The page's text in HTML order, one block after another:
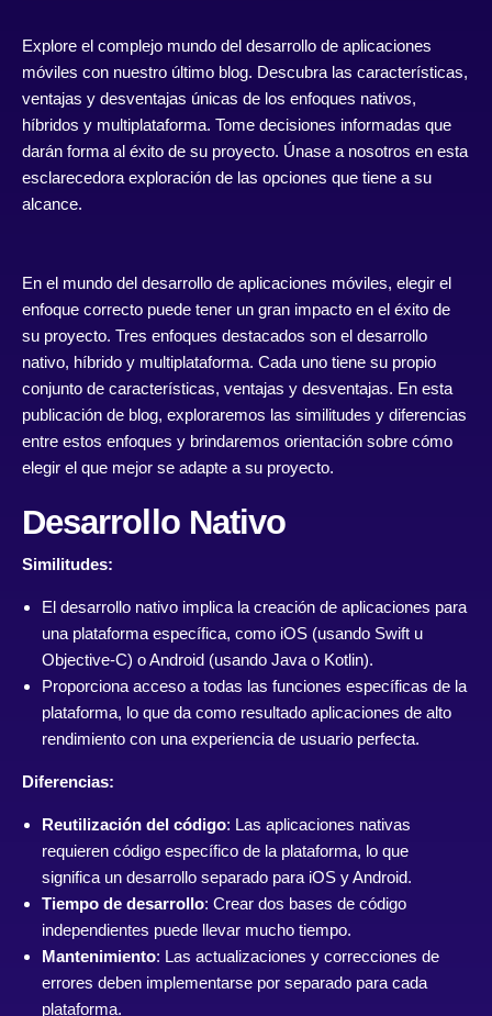
Explore el complejo mundo del desarrollo de aplicaciones
móviles con nuestro último blog. Descubra las características,
ventajas y desventajas únicas de los enfoques nativos,
híbridos y multiplataforma. Tome decisiones informadas que
darán forma al éxito de su proyecto. Únase a nosotros en esta
esclarecedora exploración de las opciones que tiene a su
alcance.
En el mundo del desarrollo de aplicaciones móviles, elegir el
enfoque correcto puede tener un gran impacto en el éxito de
su proyecto. Tres enfoques destacados son el desarrollo
nativo, híbrido y multiplataforma. Cada uno tiene su propio
conjunto de características, ventajas y desventajas. En esta
publicación de blog, exploraremos las similitudes y diferencias
entre estos enfoques y brindaremos orientación sobre cómo
elegir el que mejor se adapte a su proyecto.
Desarrollo Nativo
Similitudes:
El desarrollo nativo implica la creación de aplicaciones para
una plataforma específica, como iOS (usando Swift u
Objective-C) o Android (usando Java o Kotlin).
Proporciona acceso a todas las funciones específicas de la
plataforma, lo que da como resultado aplicaciones de alto
rendimiento con una experiencia de usuario perfecta.
Diferencias:
Reutilización del código: Las aplicaciones nativas
requieren código específico de la plataforma, lo que
significa un desarrollo separado para iOS y Android.
Tiempo de desarrollo: Crear dos bases de código
independientes puede llevar mucho tiempo.
Mantenimiento: Las actualizaciones y correcciones de
errores deben implementarse por separado para cada
plataforma.